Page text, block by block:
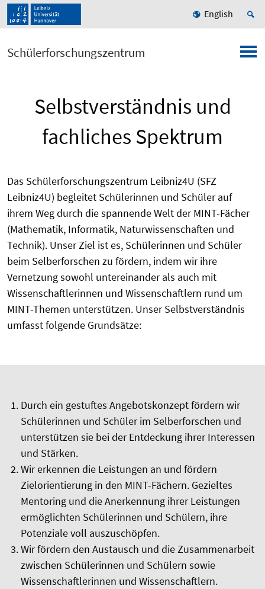
English
Schülerforschungszentrum
Selbstverständnis und
fachliches Spektrum
Das Schülerforschungszentrum Leibniz4U (SFZ
Leibniz4U) begleitet Schülerinnen und Schüler auf
ihrem Weg durch die spannende Welt der MINT-Fächer
(Mathematik, Informatik, Naturwissenschaften und
Technik). Unser Ziel ist es, Schülerinnen und Schüler
beim Selberforschen zu fördern, indem wir ihre
Vernetzung sowohl untereinander als auch mit
Wissenschaftlerinnen und Wissenschaftlern rund um
MINT-Themen unterstützen. Unser Selbstverständnis
umfasst folgende Grundsätze:
Durch ein gestuftes Angebotskonzept fördern wir
Schülerinnen und Schüler im Selberforschen und
unterstützen sie bei der Entdeckung ihrer Interessen
und Stärken.
Wir erkennen die Leistungen an und fördern
Zielorientierung in den MINT-Fächern. Gezieltes
Mentoring und die Anerkennung ihrer Leistungen
ermöglichten Schülerinnen und Schülern, ihre
Potenziale voll auszuschöpfen.
Wir fördern den Austausch und die Zusammenarbeit
zwischen Schülerinnen und Schülern sowie
Wissenschaftlerinnen und Wissenschaftlern.